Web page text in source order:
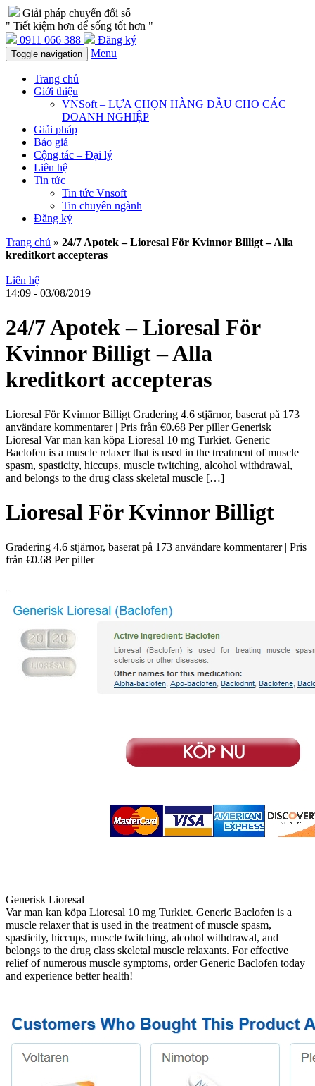
Giải pháp chuyển đổi số
" Tiết kiệm hơn để sống tốt hơn "
0911 066 388
Đăng ký
Toggle navigation Menu
Trang chủ
Giới thiệu
VNSoft – LỰA CHỌN HÀNG ĐẦU CHO CÁC
DOANH NGHIỆP
Giải pháp
Báo giá
Cộng tác – Đại lý
Liên hệ
Tin tức
Tin tức Vnsoft
Tin chuyên ngành
Đăng ký
Trang chủ » 24/7 Apotek – Lioresal För Kvinnor Billigt – Alla
kreditkort accepteras
Liên hệ
14:09 - 03/08/2019
24/7 Apotek – Lioresal För
Kvinnor Billigt – Alla
kreditkort accepteras
Lioresal För Kvinnor Billigt Gradering 4.6 stjärnor, baserat på 173
användare kommentarer | Pris från €0.68 Per piller Generisk
Lioresal Var man kan köpa Lioresal 10 mg Turkiet. Generic
Baclofen is a muscle relaxer that is used in the treatment of muscle
spasm, spasticity, hiccups, muscle twitching, alcohol withdrawal,
and belongs to the drug class skeletal muscle […]
Lioresal För Kvinnor Billigt
Gradering 4.6 stjärnor, baserat på 173 användare kommentarer| Pris
från €0.68 Per piller
Generisk Lioresal
Var man kan köpa Lioresal 10 mg Turkiet. Generic Baclofen is a
muscle relaxer that is used in the treatment of muscle spasm,
spasticity, hiccups, muscle twitching, alcohol withdrawal, and
belongs to the drug class skeletal muscle relaxants. For effective
relief of numerous muscle symptoms, order Generic Baclofen today
and experience better health!